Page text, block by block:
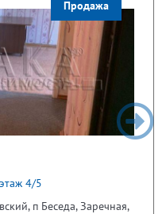
Продажа
4/5
п Беседа, Заречная,